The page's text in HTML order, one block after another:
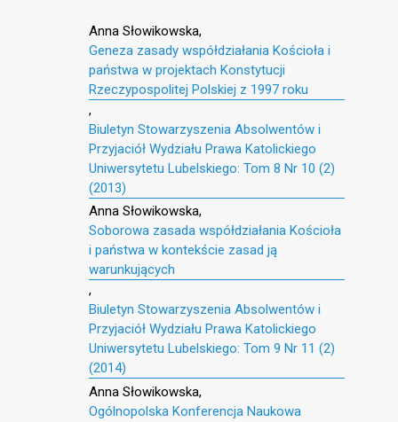
Anna Słowikowska,
Geneza zasady współdziałania Kościoła i
państwa w projektach Konstytucji
Rzeczypospolitej Polskiej z 1997 roku
,
Biuletyn Stowarzyszenia Absolwentów i
Przyjaciół Wydziału Prawa Katolickiego
Uniwersytetu Lubelskiego: Tom 8 Nr 10 (2)
(2013)
Anna Słowikowska,
Soborowa zasada współdziałania Kościoła
i państwa w kontekście zasad ją
warunkujących
,
Biuletyn Stowarzyszenia Absolwentów i
Przyjaciół Wydziału Prawa Katolickiego
Uniwersytetu Lubelskiego: Tom 9 Nr 11 (2)
(2014)
Anna Słowikowska,
Ogólnopolska Konferencja Naukowa